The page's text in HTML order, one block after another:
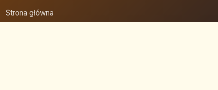
Strona główna